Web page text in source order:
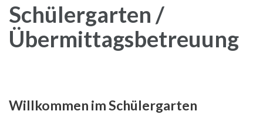
Schülergarten /
Übermittagsbetreuung
Willkommen im Schülergarten